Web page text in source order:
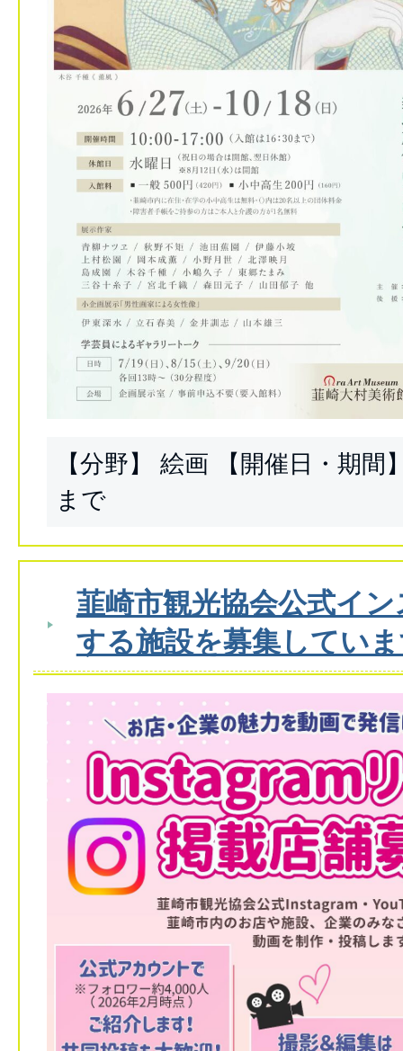
【分野】 絵画 【開催日・期間
まで
韮崎市観光協会公式イ
する施設を募集してい